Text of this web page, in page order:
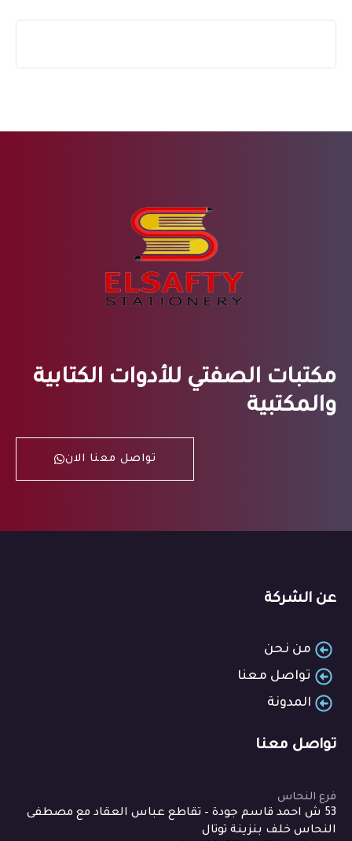
مكتبات الصفتي للأدوات الكتابية
والمكتبية
تواصل معنا الان
عن الشركة
من نحن
تواصل معنا
المدونة
تواصل معنا
فرع النحاس
53 ش احمد قاسم جودة – تقاطع عباس العقاد مع مصطفى
النحاس خلف بنزينة توتال